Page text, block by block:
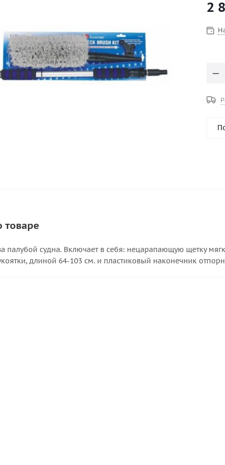
2
товаре
палубой судна. Включает в себя: нецарапающую щетку
длиной 64-103 см. и пластиковый наконечник